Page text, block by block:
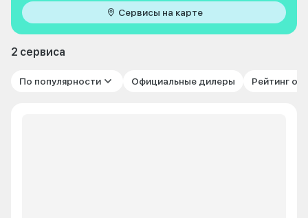
Сервисы на карте
2 сервиса
По популярности Официальные дилеры Рейтинг